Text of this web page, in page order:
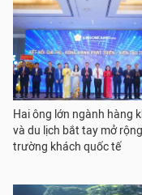
Hai ông lớn ngành hàng
và du lịch bắt tay mở
trường khách quốc tế